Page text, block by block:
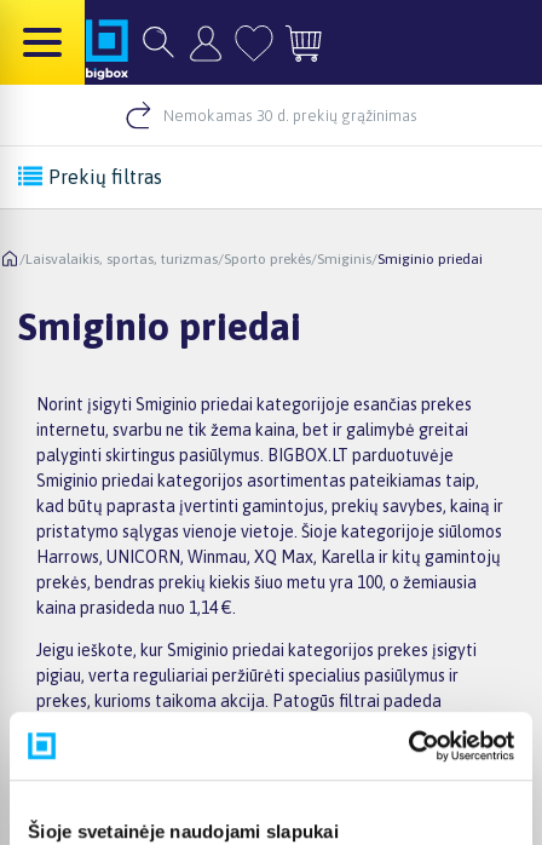
Šioje svetainėje naudojami slapukai
Nemokamas 30 d. prekių grąžinimas
Prekių filtras
/Laisvalaikis, sportas, turizmas/Sporto prekės/Smiginis/Smiginio priedai
Smiginio priedai
Norint įsigyti Smiginio priedai kategorijoje esančias prekes
internetu, svarbu ne tik žema kaina, bet ir galimybė greitai
palyginti skirtingus pasiūlymus. BIGBOX.LT parduotuvėje
Smiginio priedai kategorijos asortimentas pateikiamas taip,
kad būtų paprasta įvertinti gamintojus, prekių savybes, kainą ir
pristatymo sąlygas vienoje vietoje. Šioje kategorijoje siūlomos
Harrows, UNICORN, Winmau, XQ Max, Karella ir kitų gamintojų
prekės, bendras prekių kiekis šiuo metu yra 100, o žemiausia
kaina prasideda nuo 1,14 €.
Jeigu ieškote, kur Smiginio priedai kategorijos prekes įsigyti
pigiau, verta reguliariai peržiūrėti specialius pasiūlymus ir
prekes, kurioms taikoma akcija. Patogūs filtrai padeda
susiaurinti pasirinkimą pagal gamintoją, kainą, savybes ar kitus
aktualius kriterijus, todėl greičiau rasite jūsų poreikius
atitinkantį variantą. Prekės puslapyje pateikiama išsamesnė
terminą ir kitas pirkimo sąlygas.